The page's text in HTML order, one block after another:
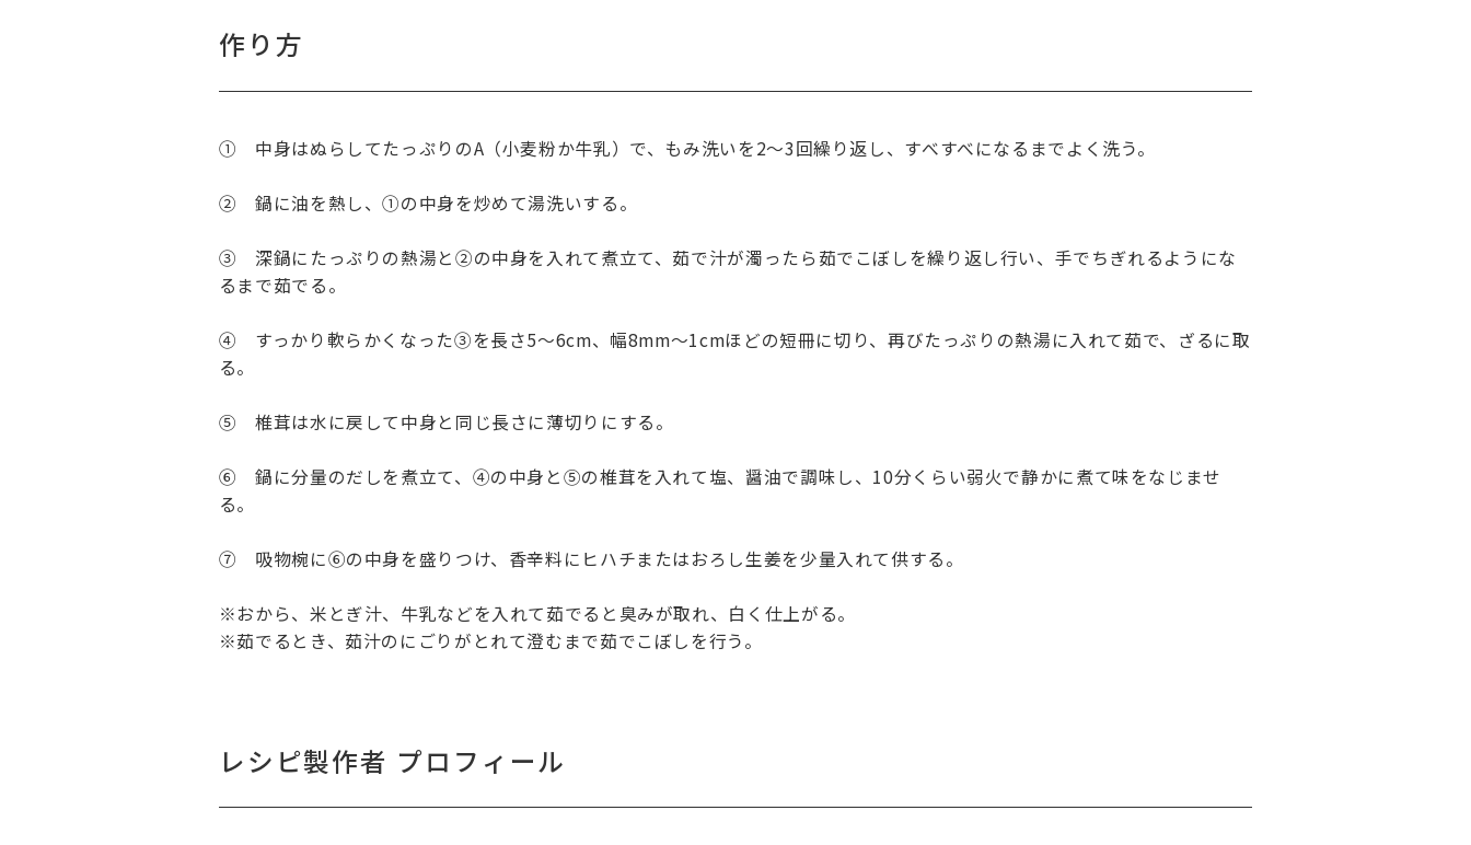
作り方
① 中身はぬらしてたっぷりのA（小麦粉か牛乳）で、もみ洗いを2〜3回繰り返し、すべすべになるまでよく洗う。
② 鍋に油を熱し、①の中身を炒めて湯洗いする。
③ 深鍋にたっぷりの熱湯と②の中身を入れて煮立て、茹で汁が濁ったら茹でこぼしを繰り返し行い、手でちぎれるようにな
るまで茹でる。
④ すっかり軟らかくなった③を長さ5〜6cm、幅8mm〜1cmほどの短冊に切り、再びたっぷりの熱湯に入れて茹で、ざるに取
る。
⑤ 椎茸は水に戻して中身と同じ長さに薄切りにする。
⑥ 鍋に分量のだしを煮立て、④の中身と⑤の椎茸を入れて塩、醤油で調味し、10分くらい弱火で静かに煮て味をなじませ
る。
⑦ 吸物椀に⑥の中身を盛りつけ、香辛料にヒハチまたはおろし生姜を少量入れて供する。
※おから、米とぎ汁、牛乳などを入れて茹でると臭みが取れ、白く仕上がる。
※茹でるとき、茹汁のにごりがとれて澄むまで茹でこぼしを行う。
レシピ製作者 プロフィール